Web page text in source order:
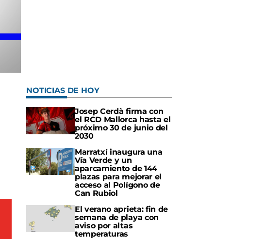
NOTICIAS DE HOY
Josep Cerdà firma con
el RCD Mallorca hasta el
próximo 30 de junio del
2030
Marratxí inaugura una
Vía Verde y un
aparcamiento de 144
plazas para mejorar el
acceso al Polígono de
Can Rubiol
El verano aprieta: fin de
semana de playa con
aviso por altas
temperaturas